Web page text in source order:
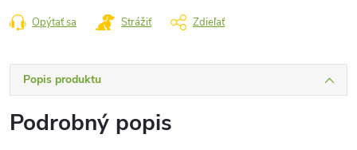
Opýtať sa Strážiť Zdieľať
Popis produktu
Podrobný popis